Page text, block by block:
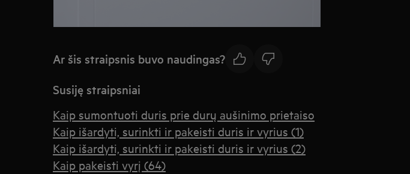
Ar šis straipsnis buvo naudingas?
Susiję straipsniai
Kaip sumontuoti duris prie durų aušinimo prietaiso
Kaip išardyti, surinkti ir pakeisti duris ir vyrius (1)
Kaip išardyti, surinkti ir pakeisti duris ir vyrius (2)
Kaip pakeisti vyrį (64)